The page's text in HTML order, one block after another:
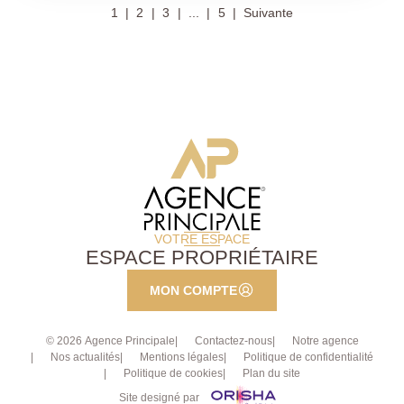
une salle de bains, wc séparés,. A cela s'ajoutent un
1 2 3 5 Suivante
VOTRE ESPACE
ESPACE PROPRIÉTAIRE
MON COMPTE
© 2026 Agence Principale Contactez-nous
Notre agence
Nos actualités
Mentions légales
Politique de confidentialité
Politique de cookies
Plan du site
Site designé par